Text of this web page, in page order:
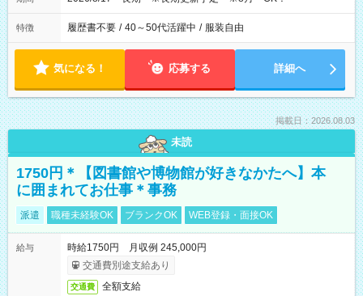
特徴 履歴書不要 / 40～50代活躍中 / 服装自由
気になる！ 応募する 詳細へ
掲載日：2026.08.03
未読
1750円＊【図書館や博物館が好きなかたへ】本
に囲まれてお仕事＊事務
派遣 職種未経験OK ブランクOK WEB登録・面接OK
給与
時給1750円 月収例 245,000円
交通費別途支給あり
交通費 全額支給